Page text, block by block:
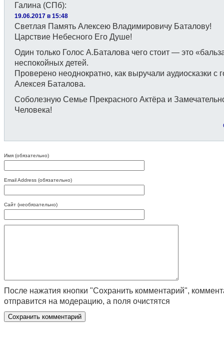
Галина (СПб):
19.06.2017 в 15:48
Светлая Память Алексею Владимировичу Баталову!
Царствие Небесного Его Душе!
Один только Голос А.Баталова чего стоит — это
неспокойных детей.
Проверено неоднократно, как выручали аудиосказки с
Алексея Баталова.
Соболезную Семье Прекрасного Актёра и
Человека!
Имя (обязательно)
Email Address (обязательно)
Сайт (необязательно)
После нажатия кнопки "Сохранить комментарий",
отправится на модерацию, а поля очистятся